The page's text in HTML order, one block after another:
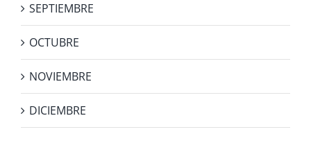
SEPTIEMBRE
OCTUBRE
NOVIEMBRE
DICIEMBRE